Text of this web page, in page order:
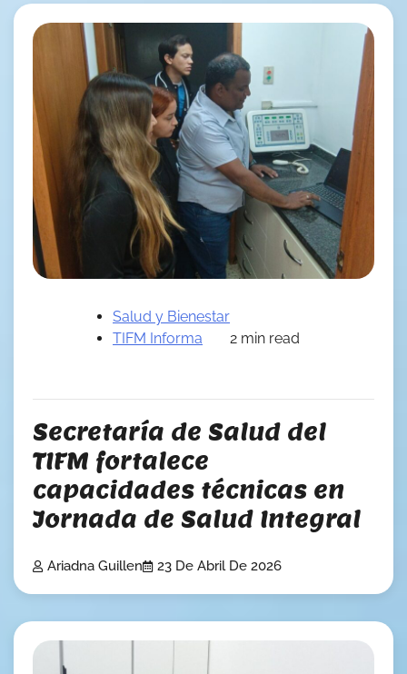
Salud y Bienestar
TIFM Informa
2 min read
Secretaría de Salud del
TIFM fortalece
capacidades técnicas en
Jornada de Salud Integral
Ariadna Guillen 23 De Abril De 2026